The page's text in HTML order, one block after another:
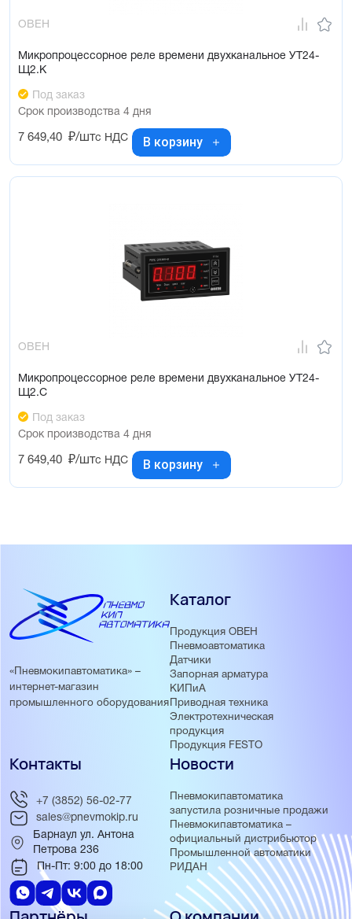
ОВЕН
Микропроцессорное реле времени двухканальное УТ24-
Щ2.К
Под заказ
Срок производства 4 дня
7 649,40 ₽/штс НДС В корзину
ОВЕН
Микропроцессорное реле времени двухканальное УТ24-
Щ2.С
Под заказ
Срок производства 4 дня
7 649,40 ₽/штс НДС В корзину
«Пневмокипавтоматика» –
интернет-магазин
промышленного оборудования
Каталог
Продукция ОВЕН
Пневмоавтоматика
Датчики
Запорная арматура
КИПиА
Приводная техника
Электротехническая
продукция
Продукция FESTO
Новости
Пневмокипавтоматика
запустила розничные продажи
Пневмокипавтоматика –
официальный дистрибьютор
Промышленной автоматики
РИДАН
Контакты
+7 (3852) 56-02-77
sales@pnevmokip.ru
Барнаул ул. Антона
Петрова 236
Пн-Пт: 9:00 до 18:00